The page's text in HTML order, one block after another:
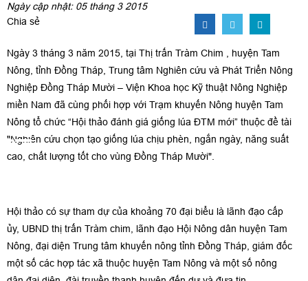
Ngày cập nhật: 05 tháng 3 2015
Chia sẻ
Ngày 3 tháng 3 năm 2015, tại Thị trấn Tràm Chim , huyện Tam
Nông, tỉnh Đồng Tháp, Trung tâm Nghiên cứu và Phát Triển Nông
Nghiệp Đồng Tháp Mười – Viện Khoa học Kỹ thuật Nông Nghiệp
miền Nam đã cùng phối hợp với Trạm khuyến Nông huyện Tam
Nông tổ chức “Hội thảo đánh giá giống lúa ĐTM mới” thuộc đề tài
"Nghiên cứu chọn tạo giống lúa chịu phèn, ngắn ngày, năng suất
cao, chất lượng tốt cho vùng Đồng Tháp Mười".
Hội thảo có sự tham dự của khoảng 70 đại biểu là lãnh đạo cấp
ủy, UBND thị trấn Tràm chim, lãnh đạo Hội Nông dân huyện Tam
Nông, đại diện Trung tâm khuyến nông tỉnh Đồng Tháp, giám đốc
một số các hợp tác xã thuộc huyện Tam Nông và một số nông